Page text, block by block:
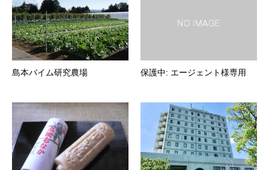
島本バイム研究農場 保護中: エージェント様専用